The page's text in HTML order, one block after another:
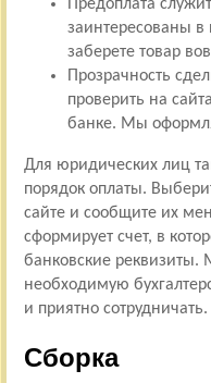
Предоплата
заинтересованы в
заберете товар
Прозрачность
проверить на
банке. Мы
Для юридических лиц
порядок оплаты.
сайте и сообщите их
сформирует счет, в
банковские
необходимую
и приятно сотрудничать.
Сборка